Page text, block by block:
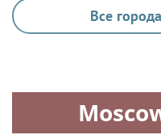
Ria.city